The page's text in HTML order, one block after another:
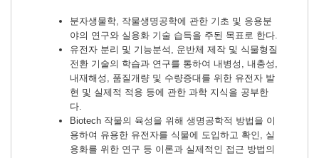
분자생물학, 작물생명공학에 관한 기초 및 응용분
야의 연구와 실용화 기술 습득을 주된 목표로 한다.
유전자 분리 및 기능분석, 운반체 제작 및 식물형질
전환 기술의 학습과 연구를 통하여 내병성, 내충성,
내재해성, 품질개량 및 수량증대를 위한 유전자 발
현 및 실제적 적용 등에 관한 과학 지식을 공부한
다.
Biotech 작물의 육성을 위해 생명공학적 방법을 이
용하여 유용한 유전자를 식물에 도입하고 확인, 실
용화를 위한 연구 등 이론과 실제적인 접근 방법의